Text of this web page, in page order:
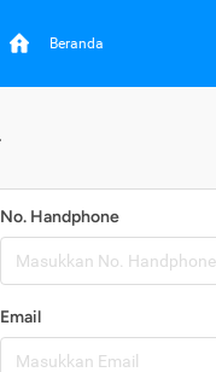
Beranda
No. Handphone
Email